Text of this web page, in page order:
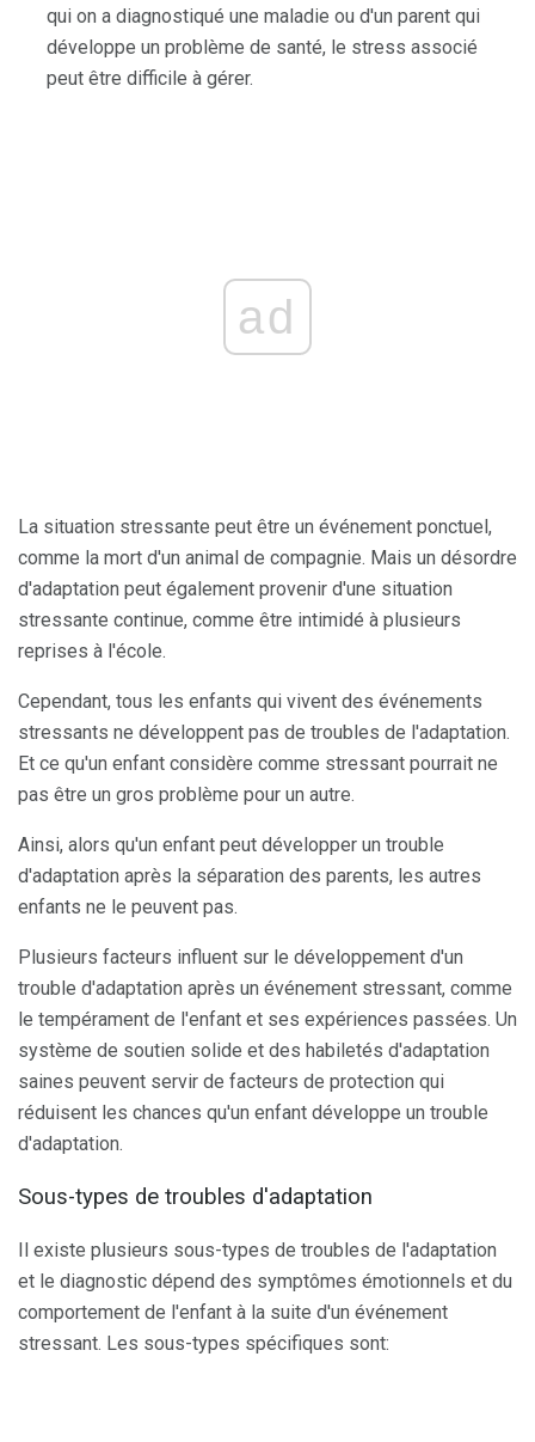
qui on a diagnostiqué une maladie ou d'un parent qui
développe un problème de santé, le stress associé
peut être difficile à gérer.
ad
La situation stressante peut être un événement ponctuel,
comme la mort d'un animal de compagnie. Mais un désordre
d'adaptation peut également provenir d'une situation
stressante continue, comme être intimidé à plusieurs
reprises à l'école.
Cependant, tous les enfants qui vivent des événements
stressants ne développent pas de troubles de l'adaptation.
Et ce qu'un enfant considère comme stressant pourrait ne
pas être un gros problème pour un autre.
Ainsi, alors qu'un enfant peut développer un trouble
d'adaptation après la séparation des parents, les autres
enfants ne le peuvent pas.
Plusieurs facteurs influent sur le développement d'un
trouble d'adaptation après un événement stressant, comme
le tempérament de l'enfant et ses expériences passées. Un
système de soutien solide et des habiletés d'adaptation
saines peuvent servir de facteurs de protection qui
réduisent les chances qu'un enfant développe un trouble
d'adaptation.
Sous-types de troubles d'adaptation
Il existe plusieurs sous-types de troubles de l'adaptation
et le diagnostic dépend des symptômes émotionnels et du
comportement de l'enfant à la suite d'un événement
stressant. Les sous-types spécifiques sont: